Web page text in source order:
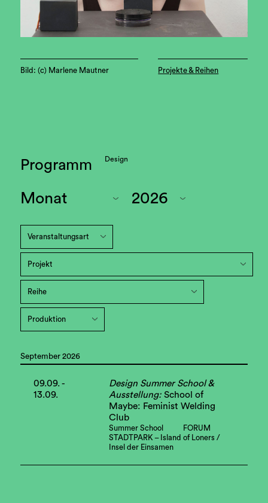
Bild: (c) Marlene Mautner Projekte & Reihen
Programm Design
September 2026
09.09. -
13.09.
Design Summer School &
Ausstellung: School of
Maybe: Feminist Welding
Club
Summer School
FORUM
STADTPARK – Island of Loners /
Insel der Einsamen